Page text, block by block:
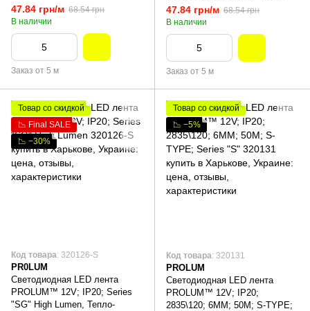
47.84 грн/м 68.54 грн
В наличии
Заказ от 5 м
47.84 грн/м 68.54 грн
В наличии
Заказ от 5 м
Товар со скидкой
📉 Final SALE
📉 −30%
Код товара: 320126-S
PR0LUM
Светодиодная LED лента
PROLUM™ 12V; IP20; Series
"SG" High Lumen, Тепло-
Товар со скидкой
📉 −5%
Код товара: 320131
PROLUM
Светодиодная LED лента
PROLUM™ 12V; IP20;
2835\120; 6ММ; 50M; S-TYPE;